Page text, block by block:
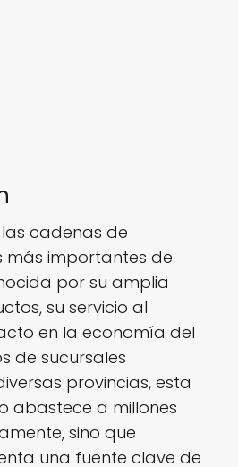
cadenas de
más importantes de
por su amplia
su servicio al
en la economía del
de sucursales
provincias, esta
abastece a millones
sino que
una fuente clave de